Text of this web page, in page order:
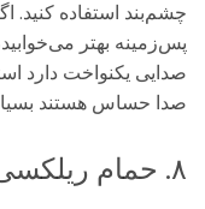
چشم‌بند استفاده
پس‌زمینه بهتر
صدایی یکنواخت دارد
صدا حساس هستند
۸. حمام ریلکسی را امتحان کنید.